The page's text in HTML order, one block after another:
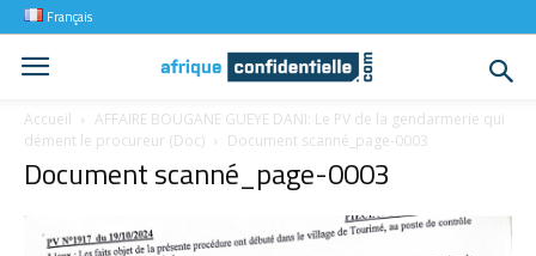
Français
Accueil
AFFAIRE BOUGANE GUEYE DANI: Le PV de la gendarmerie qui
dément le procureur (Doc)
Document scanné_page-0003
Document scanné_page-0003